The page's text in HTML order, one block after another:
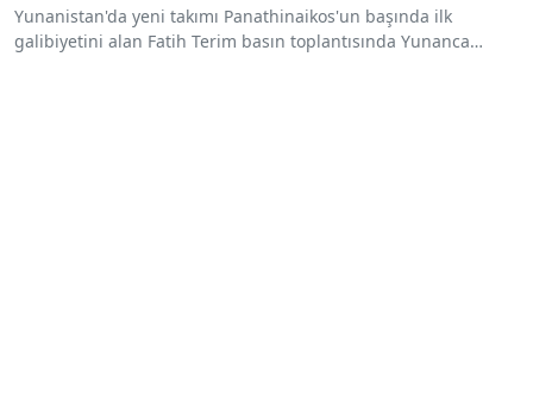
Yunanistan'da yeni takımı Panathinaikos'un başında ilk
galibiyetini alan Fatih Terim basın toplantısında Yunanca